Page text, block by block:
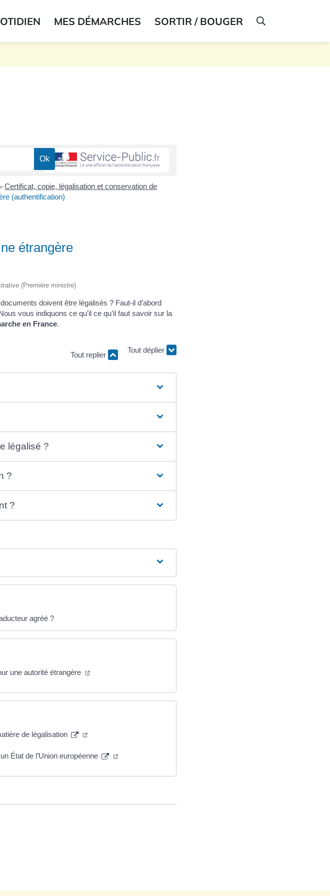
MES DÉMARCHES SORTIR / BOUGER AFFICHER LA
Certificat, copie, légalisation et conservation de
(authentification)
étrangère
(Première ministre)
doivent être légalisés ? Faut-il d’abord
vous indiquons ce qu’il ce qu’il faut savoir sur la
en France.
Tout replier Tout déplier
légalisé ?
?
?
agréé ?
une autorité étrangère
de légalisation
État de l’Union européenne